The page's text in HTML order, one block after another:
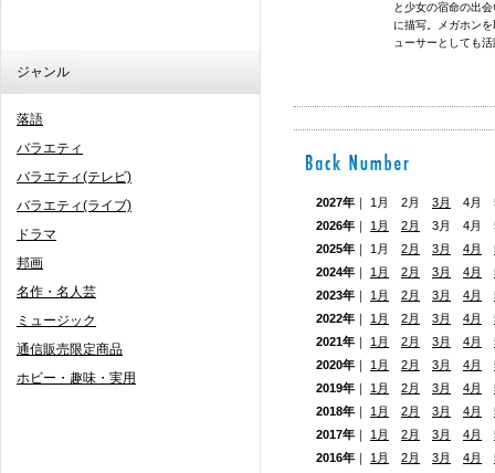
ジャンル
落語
バラエティ
バラエティ(テレビ)
バラエティ(ライブ)
ドラマ
邦画
名作・名人芸
ミュージック
通信販売限定商品
ホビー・趣味・実用
と少女の宿命の出
に描写。メガホン
ューサーとしても
2027年 ｜ 1月 2月 3月
4月
2026年 ｜ 1月 2月
3月 4月
2025年 ｜ 1月 2月 3月 4月
2024年 ｜ 1月 2月 3月 4月
2023年 ｜ 1月 2月 3月 4月
2022年 ｜ 1月 2月 3月 4月
2021年 ｜ 1月 2月 3月 4月
2020年 ｜ 1月 2月 3月 4月
2019年 ｜ 1月 2月 3月 4月
2018年 ｜ 1月 2月 3月 4月
2017年 ｜ 1月 2月 3月 4月
2016年 ｜ 1月 2月 3月 4月